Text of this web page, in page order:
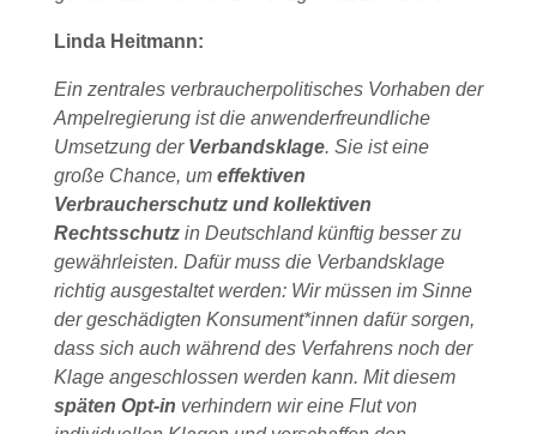
Linda Heitmann:
Ein zentrales verbraucherpolitisches Vorhaben der
Ampelregierung ist die anwenderfreundliche
Umsetzung der Verbandsklage. Sie ist eine
große Chance, um effektiven
Verbraucherschutz und kollektiven
Rechtsschutz in Deutschland künftig besser zu
gewährleisten. Dafür muss die Verbandsklage
richtig ausgestaltet werden: Wir müssen im Sinne
der geschädigten Konsument*innen dafür sorgen,
dass sich auch während des Verfahrens noch der
Klage angeschlossen werden kann. Mit diesem
späten Opt-in verhindern wir eine Flut von